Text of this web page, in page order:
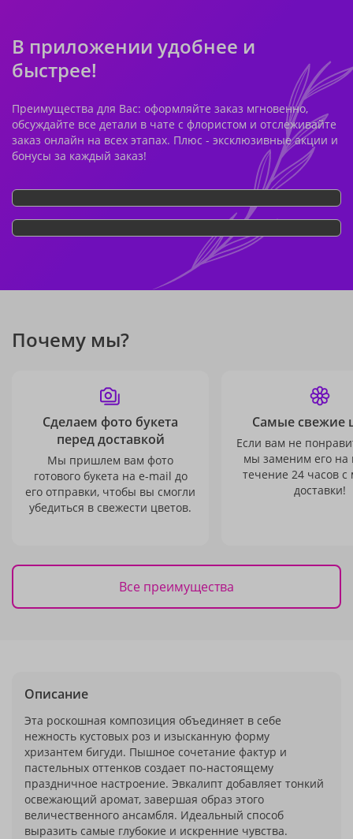
В приложении удобнее и
быстрее!
Преимущества для Вас: оформляйте заказ мгновенно,
обсуждайте все детали в чате с флористом и отслеживайте
заказ онлайн на всех этапах. Плюс - эксклюзивные акции и
бонусы за каждый заказ!
Почему мы?
Сделаем фото букета
перед доставкой
Мы пришлем вам фото
готового букета на e-mail до
его отправки, чтобы вы смогли
убедиться в свежести цветов.
Самые свежие
Если вам не
мы заменим его на
течение 24 часов с
доставки!
Все преимущества
Описание
Эта роскошная композиция объединяет в себе
нежность кустовых роз и изысканную форму
хризантем бигуди. Пышное сочетание фактур и
пастельных оттенков создает по-настоящему
праздничное настроение. Эвкалипт добавляет тонкий
освежающий аромат, завершая образ этого
величественного ансамбля. Идеальный способ
выразить самые глубокие и искренние чувства.